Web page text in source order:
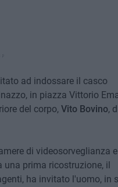
ad indossare il casco
in piazza Vittorio
del corpo, Vito Bovino,
di videosorveglianza e
una prima ricostruzione, il
ha invitato l'uomo, in